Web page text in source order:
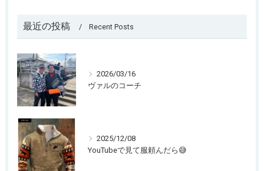
最近の投稿 Recent Posts
2026/03/16
ヴァルのコーチ
2025/12/08
YouTubeで見て服頼んだら😅